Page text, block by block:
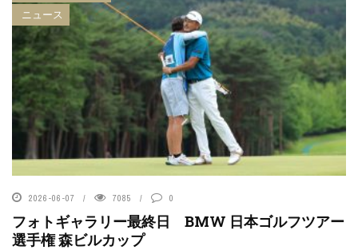
ニュース
2026-06-07 7085 0
フォトギャラリー最終日 BMW 日本ゴルフツアー
選手権 森ビルカップ